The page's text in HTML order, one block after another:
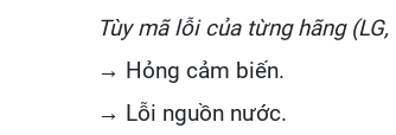
Tùy mã lỗi của từng hãng
→ Hỏng cảm biến.
→ Lỗi nguồn nước.